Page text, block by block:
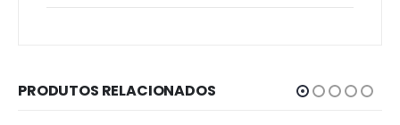
PRODUTOS RELACIONADOS